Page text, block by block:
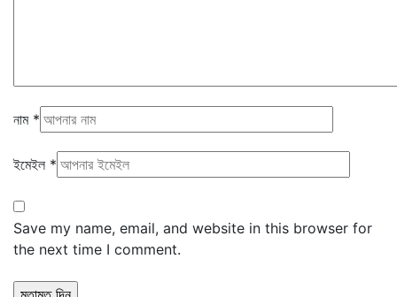
নাম *
ইমেইল *
Save my name, email, and website in this browser for
the next time I comment.